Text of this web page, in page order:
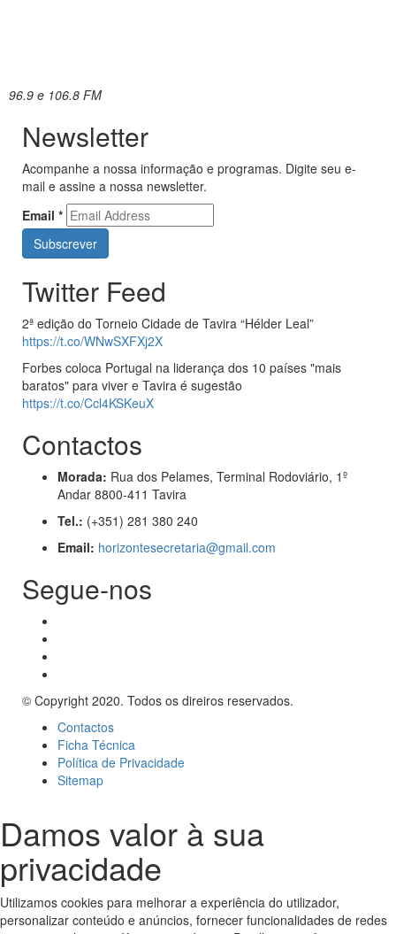
96.9 e 106.8 FM
Newsletter
Acompanhe a nossa informação e programas. Digite seu e-
mail e assine a nossa newsletter.
Email *
Twitter Feed
2ª edição do Torneio Cidade de Tavira “Hélder Leal”
https://t.co/WNwSXFXj2X
Forbes coloca Portugal na liderança dos 10 países "mais
baratos" para viver e Tavira é sugestão
https://t.co/Ccl4KSKeuX
Contactos
Morada: Rua dos Pelames, Terminal Rodoviário, 1º
Andar 8800-411 Tavira
Tel.: (+351) 281 380 240
Email: horizontesecretaria@gmail.com
Segue-nos
© Copyright 2020. Todos os direiros reservados.
Contactos
Ficha Técnica
Política de Privacidade
Sitemap
Damos valor à sua
privacidade
Utilizamos cookies para melhorar a experiência do utilizador,
personalizar conteúdo e anúncios, fornecer funcionalidades de redes